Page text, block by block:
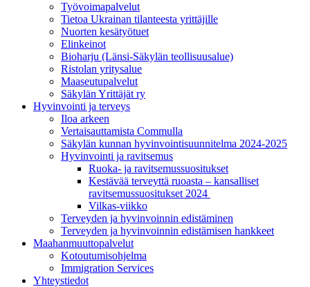
Työvoimapalvelut
Tietoa Ukrainan tilanteesta yrittäjille
Nuorten kesätyötuet
Elinkeinot
Bioharju (Länsi-Säkylän teollisuusalue)
Ristolan yritysalue
Maaseutupalvelut
Säkylän Yrittäjät ry
Hyvinvointi ja terveys
Iloa arkeen
Vertaisauttamista Commulla
Säkylän kunnan hyvinvointisuunnitelma 2024-2025
Hyvinvointi ja ravitsemus
Ruoka- ja ravitsemussuositukset
Kestävää terveyttä ruoasta – kansalliset
ravitsemussuositukset 2024
Vilkas-viikko
Terveyden ja hyvinvoinnin edistäminen
Terveyden ja hyvinvoinnin edistämisen hankkeet
Maahanmuuttopalvelut
Kotoutumisohjelma
Immigration Services
Yhteystiedot